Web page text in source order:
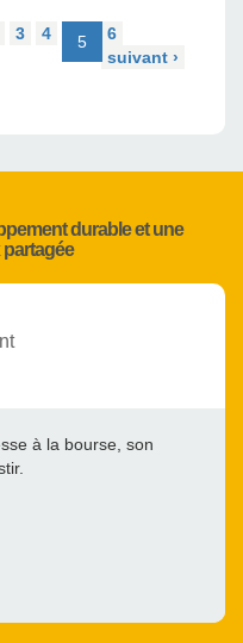
3 4 5
6
suivant ›
durable et une
à la bourse, son